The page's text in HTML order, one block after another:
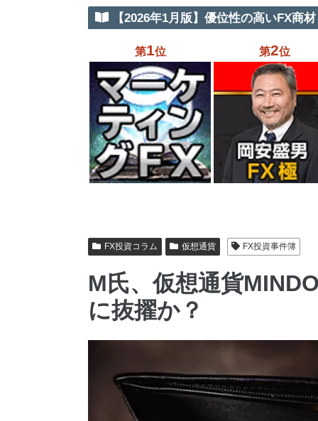
【2026年1月版】優位性の高いFX商
第1位 第2位
FX投資コラム 仮想通貨 FX投資事件簿
M氏、仮想通貨
に抜擢か？